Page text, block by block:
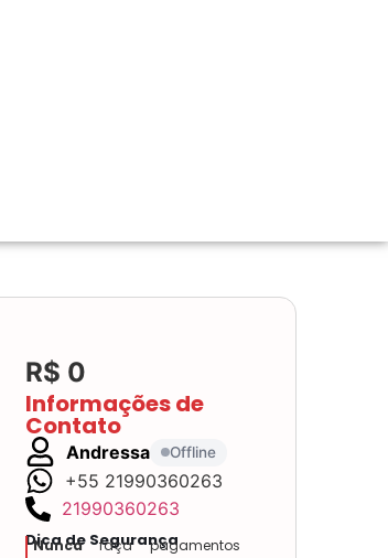
R$ 0
Informações de
Contato
Andressa Offline
+55 21990360263
21990360263
Dica de Segurança
Nuncafaça pagamentos